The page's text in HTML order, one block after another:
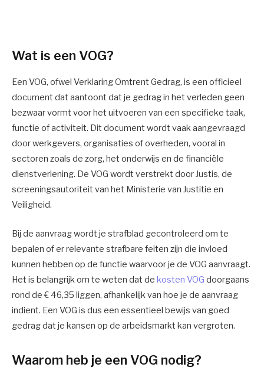
Wat is een VOG?
Een VOG, ofwel Verklaring Omtrent Gedrag, is een officieel
document dat aantoont dat je gedrag in het verleden geen
bezwaar vormt voor het uitvoeren van een specifieke taak,
functie of activiteit. Dit document wordt vaak aangevraagd
door werkgevers, organisaties of overheden, vooral in
sectoren zoals de zorg, het onderwijs en de financiële
dienstverlening. De VOG wordt verstrekt door Justis, de
screeningsautoriteit van het Ministerie van Justitie en
Veiligheid.
Bij de aanvraag wordt je strafblad gecontroleerd om te
bepalen of er relevante strafbare feiten zijn die invloed
kunnen hebben op de functie waarvoor je de VOG aanvraagt.
Het is belangrijk om te weten dat de kosten VOG doorgaans
rond de € 46,35 liggen, afhankelijk van hoe je de aanvraag
indient. Een VOG is dus een essentieel bewijs van goed
gedrag dat je kansen op de arbeidsmarkt kan vergroten.
Waarom heb je een VOG nodig?